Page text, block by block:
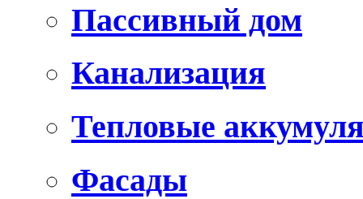
Пассивный дом
Канализация
Тепловые
Фасады